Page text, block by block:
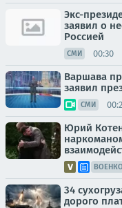
Экс-
заявил о
Россией
СМИ 00:30
Варшава
заявил
СМИ
Юрий
34
дорого